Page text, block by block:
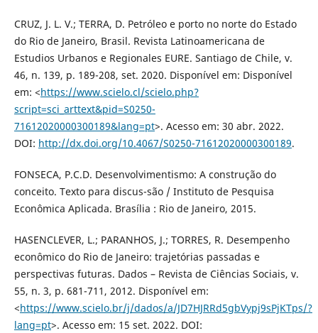
CRUZ, J. L. V.; TERRA, D. Petróleo e porto no norte do Estado
do Rio de Janeiro, Brasil. Revista Latinoamericana de
Estudios Urbanos e Regionales EURE. Santiago de Chile, v.
46, n. 139, p. 189-208, set. 2020. Disponível em: Disponível
em: <https://www.scielo.cl/scielo.php?
script=sci_arttext&pid=S0250-
71612020000300189&lang=pt>. Acesso em: 30 abr. 2022.
DOI: http://dx.doi.org/10.4067/S0250-71612020000300189.
FONSECA, P.C.D. Desenvolvimentismo: A construção do
conceito. Texto para discus-são / Instituto de Pesquisa
Econômica Aplicada. Brasília : Rio de Janeiro, 2015.
HASENCLEVER, L.; PARANHOS, J.; TORRES, R. Desempenho
econômico do Rio de Janeiro: trajetórias passadas e
perspectivas futuras. Dados – Revista de Ciências Sociais, v.
55, n. 3, p. 681-711, 2012. Disponível em:
<https://www.scielo.br/j/dados/a/JD7HJRRd5gbVypj9sPjKTps/?
lang=pt>. Acesso em: 15 set. 2022. DOI: